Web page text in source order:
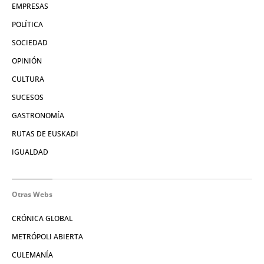
EMPRESAS
POLÍTICA
SOCIEDAD
OPINIÓN
CULTURA
SUCESOS
GASTRONOMÍA
RUTAS DE EUSKADI
IGUALDAD
Otras Webs
CRÓNICA GLOBAL
METRÓPOLI ABIERTA
CULEMANÍA